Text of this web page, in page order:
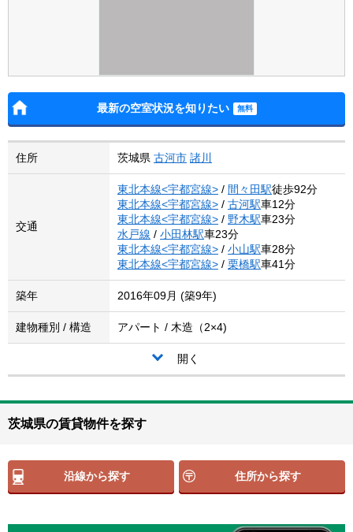
最新の空室状況を知りたい
住所 茨城県 古河市 諸川
交通
東北本線<宇都宮線> / 間々田駅徒歩92分
東北本線<宇都宮線> / 古河駅車12分
東北本線<宇都宮線> / 野木駅車23分
水戸線 / 小田林駅車23分
東北本線<宇都宮線> / 小山駅車28分
東北本線<宇都宮線> / 栗橋駅車41分
築年 2016年09月 (築9年)
建物種別 / 構造 アパート / 木造（2×4)
開く
茨城県の賃貸物件を探す
沿線から探す 住所から探す